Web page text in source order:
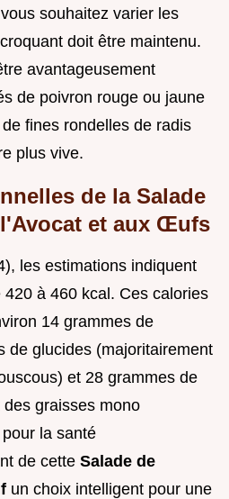
souhaitez varier les
doit être maintenu.
avantageusement
de poivron rouge ou jaune
fines rondelles de radis
plus vive.
de la Salade
et aux Œufs
les estimations indiquent
à 460 kcal. Ces calories
14 grammes de
de glucides (majoritairement
et 28 grammes de
graisses mono
la santé
de cette Salade de
un choix intelligent pour une